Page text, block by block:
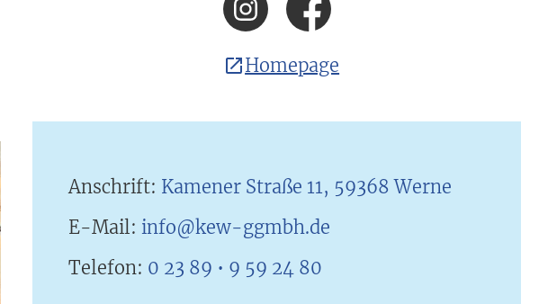
Homepage
Anschrift: Kamener Straße 11, 59368 Werne
E-Mail:info@kew-ggmbh.de
Telefon: 0 23 89 • 9 59 24 80